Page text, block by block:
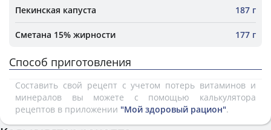
Пекинская капуста 187 г
Сметана 15% жирности 177 г
Способ приготовления
Составить свой рецепт с учетом потерь витаминов и
минералов вы можете с помощью калькулятора
рецептов в приложении "Мой здоровый рацион".